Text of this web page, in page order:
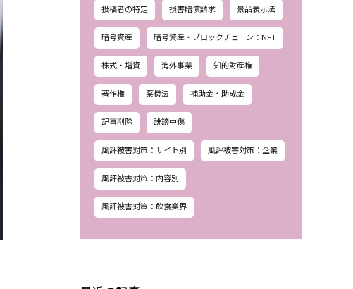
投稿者の特定 損害賠償請求 景品表示法
暗号資産 暗号資産・ブロックチェーン：NFT
株式・増資 海外事業 知的財産権
著作権 薬機法 補助金・助成金
記事削除 誹謗中傷
風評被害対策：サイト別 風評被害対策：企業
風評被害対策：内容別
風評被害対策：飲食業界